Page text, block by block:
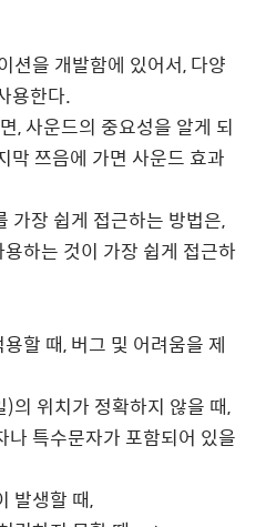
을 개발함에 있어서, 다양
용한다.
, 사운드의 중요성을 알게 되
막 쯔음에 가면 사운드 효과
장 쉽게 접근하는 방법은,
하는 것이 가장 쉽게 접근하
때, 버그 및 어려움을 제
위치가 정확하지 않을 때,
특수문자가 포함되어 있을
발생할 때,